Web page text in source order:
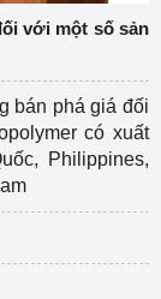
với một số sản
bán phá giá đối
có xuất
Philippines,